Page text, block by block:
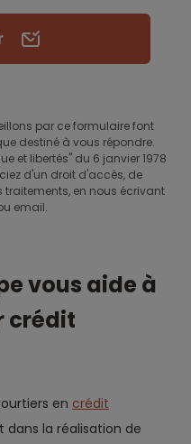
par ce formulaire font
destiné à vous répondre.
et libertés" du 6 janvier 1978
d'un droit d'accès, de
en nous écrivant
email.
vous aide à
crédit
en crédit
la réalisation de